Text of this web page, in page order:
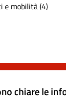
e mobilità (4)
chiare le